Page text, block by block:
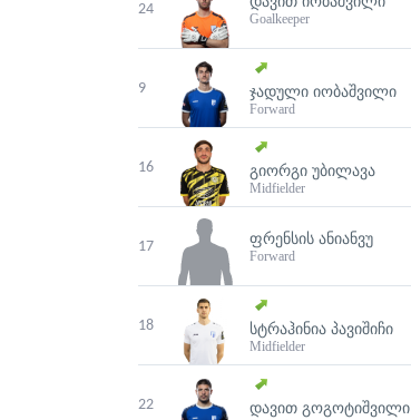
24
Goalkeeper
9 ᲯᲐᲓᲣᲚᲘ ᲘᲝᲑᲐᲨᲕᲘᲚᲘ
Forward
16 ᲒᲘᲝᲠᲒᲘ ᲣᲑᲘᲚᲐᲕᲐ
Midfielder
17 ᲤᲠᲔᲜᲡᲘᲡ ᲐᲜᲘᲐᲜᲕᲣ
Forward
18 ᲡᲢᲠᲐᲰᲘᲜᲘᲐ ᲞᲐᲕᲘᲨᲘᲩᲘ
Midfielder
22 ᲓᲐᲕᲘᲗ ᲒᲝᲒᲝᲢᲘᲨᲕᲘᲚᲘ